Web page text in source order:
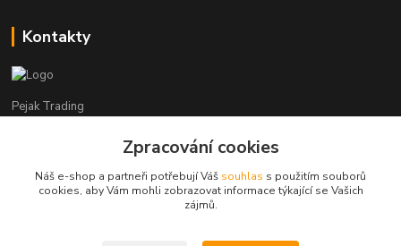
Kontakty
Pejak Trading
+ 420 724 280 132
(Po-Pá, 8-16 hod.)
Zpracování cookies
Náš e-shop a partneři potřebují Váš souhlas s použitím souborů
cookies, aby Vám mohli zobrazovat informace týkající se Vašich
zájmů.